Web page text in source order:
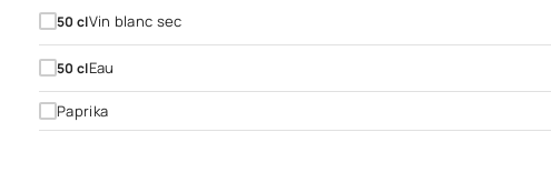
50 clVin blanc sec
50 clEau
Paprika